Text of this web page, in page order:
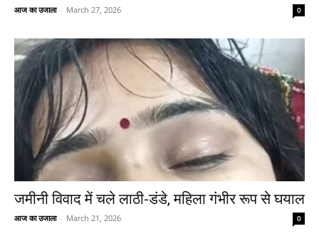
आज का उजाला - March 27, 2026 0
जमीनी विवाद में चले लाठी-डंडे, महिला गंभीर रूप से घयाल
आज का उजाला - March 21, 2026 0